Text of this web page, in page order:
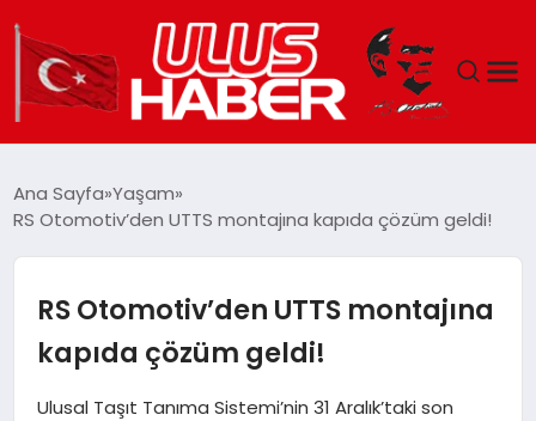
EKONOMI
SIYASET
Ana Sayfa Yaşam
RS Otomotiv’den UTTS montajına kapıda çözüm geldi!
RS Otomotiv’den UTTS montajına
kapıda çözüm geldi!
Ulusal Taşıt Tanıma Sistemi’nin 31 Aralık’taki son